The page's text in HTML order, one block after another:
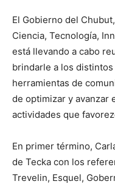
El Gobierno del
Ciencia, Tecnología,
está llevando a cabo
brindarle a los
herramientas de
de optimizar y avanzar
actividades que
En primer término,
de Tecka con los
Trevelin, Esquel,